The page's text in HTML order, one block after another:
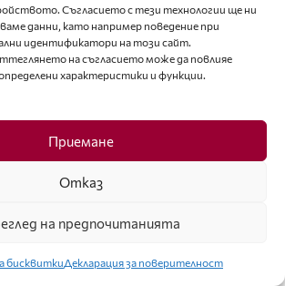
Съгласието с тези технологии ще ни
данни, като например поведение при
идентификатори на този сайт.
на съгласието може да повлияе
характеристики и функции.
Приемане
Отказ
на предпочитанията
бисквиткиДекларация за поверителност
на Виктор и Ролф, есен-зима
VOGUE.COM
VOGUE.COM
на Виктор и Ролф, есен-зима